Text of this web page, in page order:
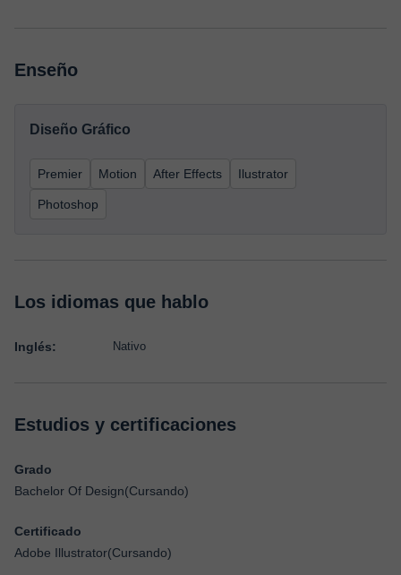
Enseño
Diseño Gráfico
Premier Motion After Effects Ilustrator
Photoshop
Los idiomas que hablo
Inglés: Nativo
Estudios y certificaciones
Grado
Bachelor Of Design(Cursando)
Certificado
Adobe Illustrator(Cursando)